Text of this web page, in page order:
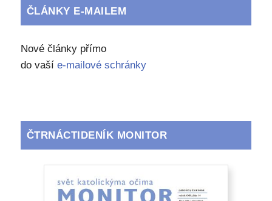
ČLÁNKY E-MAILEM
Nové články přímo
do vaší e-mailové schránky
ČTRNÁCTIDENÍK MONITOR